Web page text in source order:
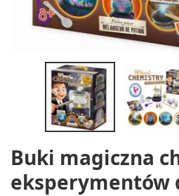
Buki magiczna
eksperymentów